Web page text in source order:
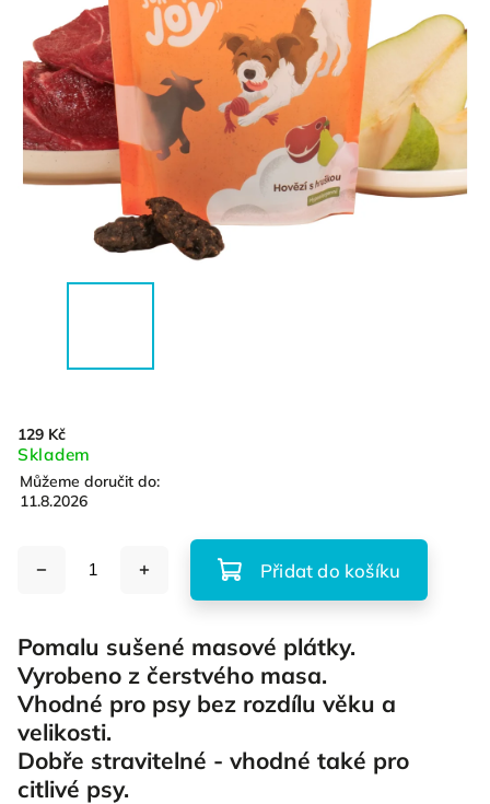
129 Kč
Skladem
Můžeme doručit do:
11.8.2026
Přidat do košíku
Pomalu sušené masové plátky.
Vyrobeno z čerstvého masa.
Vhodné pro psy bez rozdílu věku a
velikosti.
Dobře stravitelné - vhodné také pro
citlivé psy.